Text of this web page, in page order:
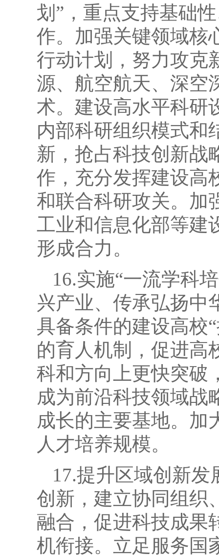
划”，重点支持基础
作。加强关键领域核
行动计划，努力攻克
源、航空航天、深空
术。建设高水平科研
内部科研组织模式和
新，抢占科技创新战
作，充分发挥建设高
和联合科研攻关。加
工业和信息化部等建
形成合力。
16.实施“一流学科
兴产业、传承弘扬中
具备条件的建设高校
的育人机制，促进高
科和方向上更快突破
成为前沿科技领域战
成长的主要基地。加
人才培养规模。
17.提升区域创新
创新，建立协同组织
融合，促进科技成果
机衔接。立足服务国